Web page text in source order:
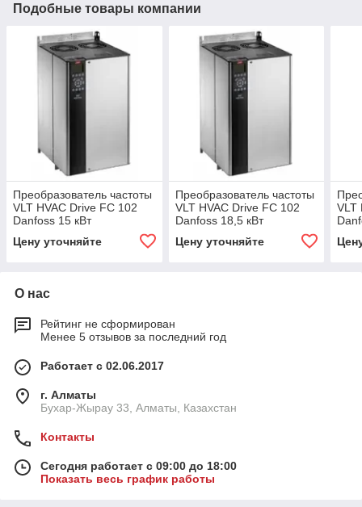
Подобные товары компании
Преобразователь частоты
VLT HVAC Drive FC 102
Danfoss 15 кВт
Цену уточняйте
Преобразователь частоты
VLT HVAC Drive FC 102
Danfoss 18,5 кВт
Цену уточняйте
VLT
О нас
Рейтинг не сформирован
Менее 5 отзывов за последний год
Работает с 02.06.2017
г. Алматы
Бухар-Жырау 33, Алматы, Казахстан
Контакты
Сегодня работает с 09:00 до 18:00
Показать весь график работы